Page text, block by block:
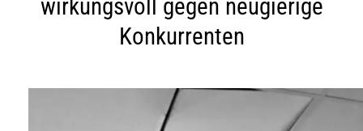
wirkungsvoll gegen neugierige
Konkurrenten